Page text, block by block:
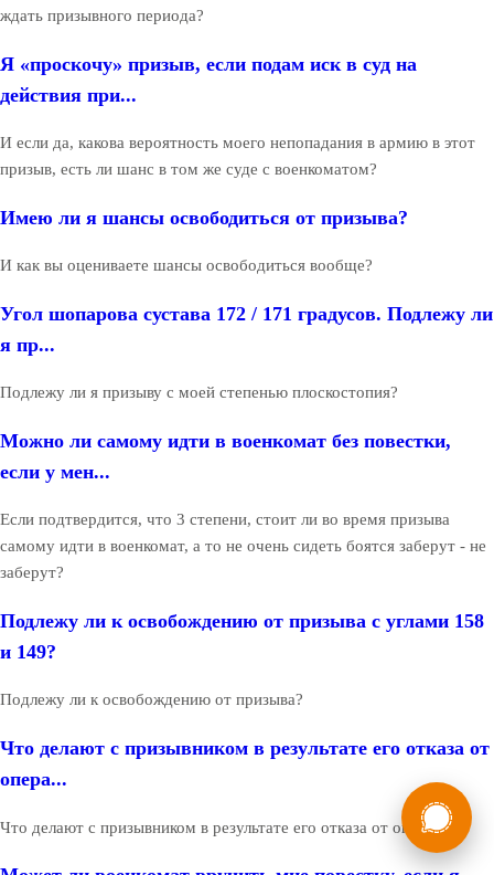
ждать призывного периода?
Я «проскочу» призыв, если подам иск в суд на
действия при...
И если да, какова вероятность моего непопадания в армию в этот
призыв, есть ли шанс в том же суде с военкоматом?
Имею ли я шансы освободиться от призыва?
И как вы оцениваете шансы освободиться вообще?
Угол шопарова сустава 172 / 171 градусов. Подлежу ли
я пр...
Подлежу ли я призыву с моей степенью плоскостопия?
Можно ли самому идти в военкомат без повестки,
если у мен...
Если подтвердится, что 3 степени, стоит ли во время призыва
самому идти в военкомат, а то не очень сидеть боятся заберут - не
заберут?
Подлежу ли к освобождению от призыва с углами 158
и 149?
Подлежу ли к освобождению от призыва?
Что делают с призывником в результате его отказа от
опера...
Что делают с призывником в результате его отказа от операции?
Мы в
Бесплатная